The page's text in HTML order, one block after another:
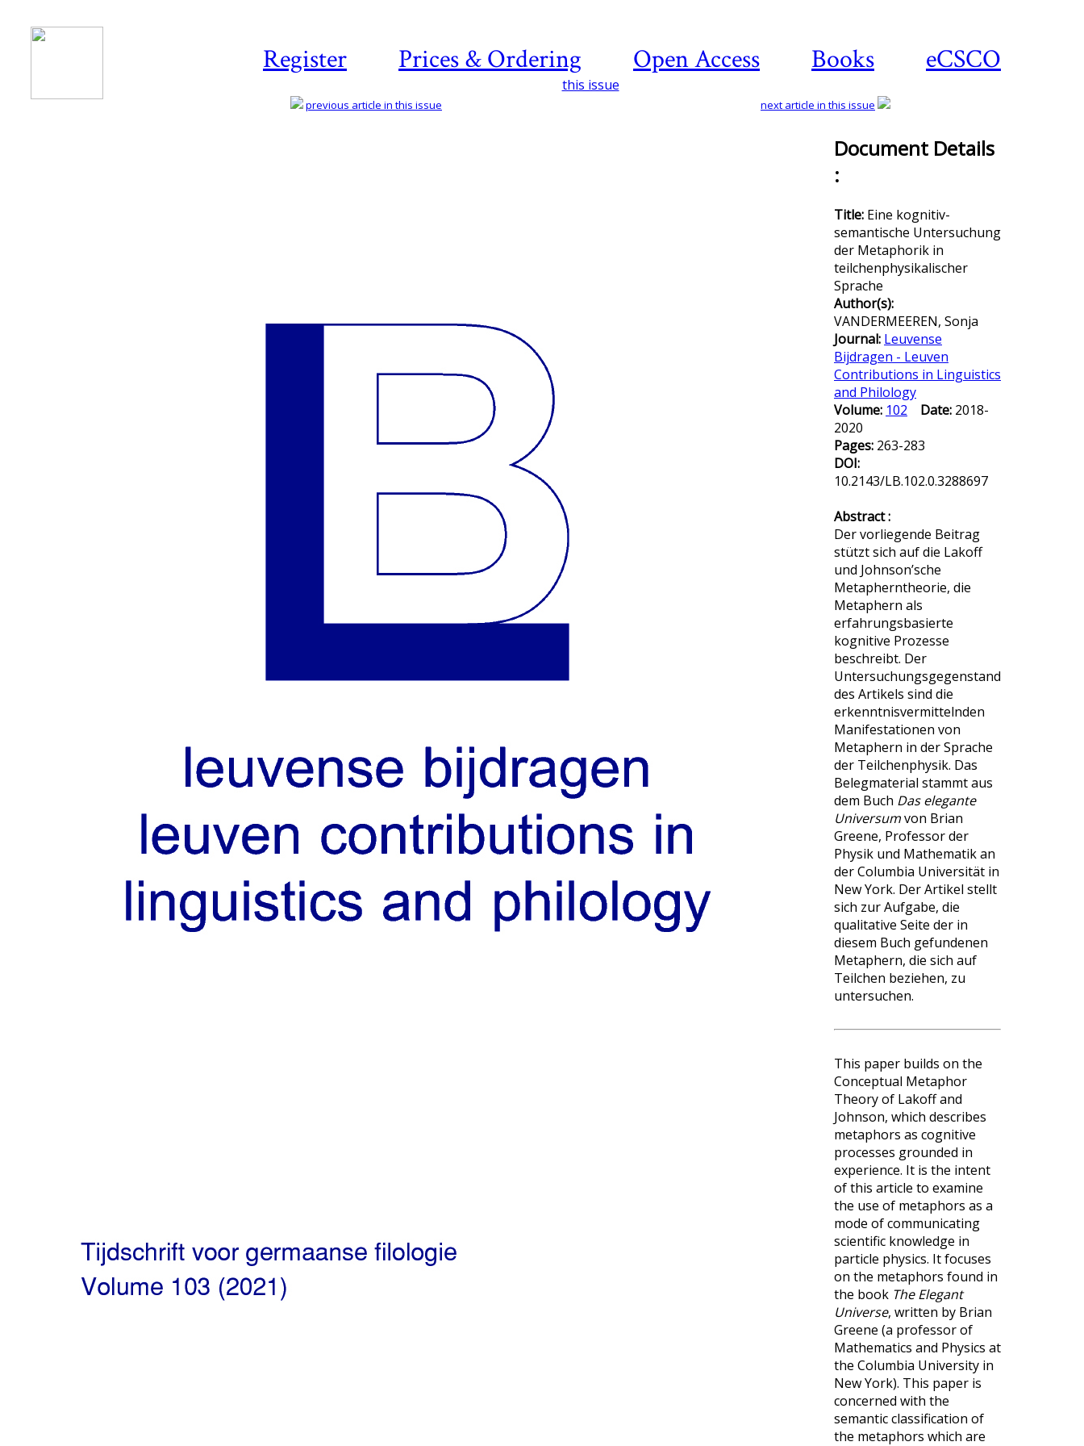
Register Prices & Ordering Open Access Books eCSCO
this issue
previous article in this issue next article in this issue
Document Details
:
Title: Eine kognitiv-
semantische Untersuchung
der Metaphorik in
teilchenphysikalischer
Sprache
Author(s):
VANDERMEEREN, Sonja
Journal: Leuvense
Bijdragen - Leuven
Contributions in Linguistics
and Philology
Volume: 102 Date: 2018-
2020
Pages: 263-283
DOI:
10.2143/LB.102.0.3288697
Abstract :
Der vorliegende Beitrag
stützt sich auf die Lakoff
und Johnson’sche
Metapherntheorie, die
Metaphern als
erfahrungsbasierte
kognitive Prozesse
beschreibt. Der
Untersuchungsgegenstand
des Artikels sind die
erkenntnisvermittelnden
Manifestationen von
Metaphern in der Sprache
der Teilchenphysik. Das
Belegmaterial stammt aus
dem Buch Das elegante
Universumvon Brian
Greene, Professor der
Physik und Mathematik an
der Columbia Universität in
New York. Der Artikel stellt
sich zur Aufgabe, die
qualitative Seite der in
diesem Buch gefundenen
Metaphern, die sich auf
Teilchen beziehen, zu
untersuchen.
This paper builds on the
Conceptual Metaphor
Theory of Lakoff and
Johnson, which describes
metaphors as cognitive
processes grounded in
experience. It is the intent
of this article to examine
the use of metaphors as a
mode of communicating
scientific knowledge in
particle physics. It focuses
on the metaphors found in
the book The Elegant
Universe, written by Brian
Greene (a professor of
Mathematics and Physics at
the Columbia University in
New York). This paper is
concerned with the
semantic classification of
the metaphors which are